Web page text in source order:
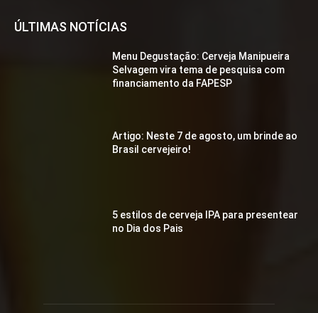
ÚLTIMAS NOTÍCIAS
Menu Degustação: Cerveja Manipueira
Selvagem vira tema de pesquisa com
financiamento da FAPESP
Artigo: Neste 7 de agosto, um brinde ao
Brasil cervejeiro!
5 estilos de cerveja IPA para presentear
no Dia dos Pais